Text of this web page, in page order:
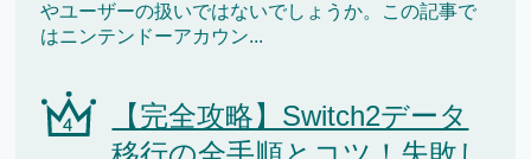
やユーザーの扱いではないでしょうか。この記事で
はニンテンドーアカウン...
【完全攻略】Switch2データ